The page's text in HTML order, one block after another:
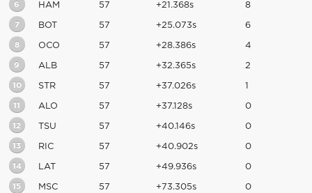
6 HAM 57 +21.368s 8
7 BOT 57 +25.073s 6
8 OCO 57 +28.386s 4
9 ALB 57 +32.365s 2
10 STR 57 +37.026s 1
11 ALO 57 +37.128s 0
12 TSU 57 +40.146s 0
13 RIC 57 +40.902s 0
14 LAT 57 +49.936s 0
15 MSC 57 +73.305s 0